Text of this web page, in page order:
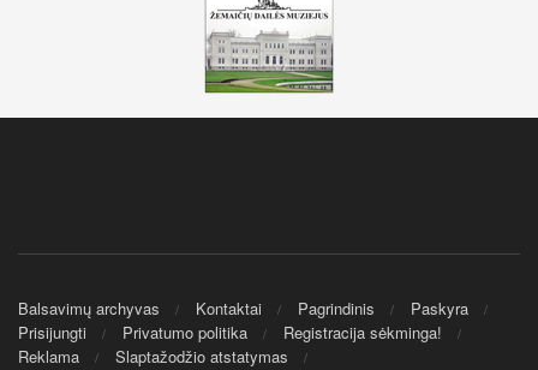
Balsavimų archyvas Kontaktai Pagrindinis
Paskyra
Prisijungti
Privatumo politika
Registracija sėkminga!
Reklama
Slaptažodžio atstatymas